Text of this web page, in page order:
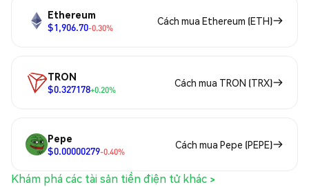
Ethereum
$1,906.70-0.30%
Cách mua Ethereum (ETH)
TRON
$0.327178+0.20%
Cách mua TRON (TRX)
Pepe
$0.00000279-0.40%
Cách mua Pepe (PEPE)
Khám phá các tài sản tiền điện tử khác >